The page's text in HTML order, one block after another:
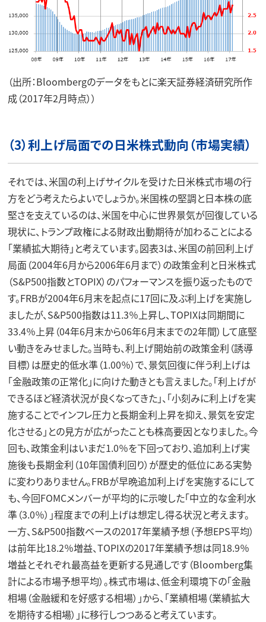
（出所：Bloombergのデータをもとに楽天証券経済研究所作
成（2017年2月時点））
（3）利上げ局面での日米株式動向（市場実績）
それでは、米国の利上げサイクルを受けた日米株式市場の行
方をどう考えたらよいでしょうか。米国株の堅調と日本株の底
堅さを支えているのは、米国を中心に世界景気が回復している
現状に、トランプ政権による財政出動期待が加わることによる
「業績拡大期待」と考えています。図表3は、米国の前回利上げ
局面（2004年6月から2006年6月まで）の政策金利と日米株式
（S&P500指数とTOPIX）のパフォーマンスを振り返ったもので
す。FRBが2004年6月末を起点に17回に及ぶ利上げを実施し
ましたが、S&P500指数は11.3％上昇し、TOPIXは同期間に
33.4％上昇（04年6月末から06年6月末までの2年間）して底堅
い動きをみせました。当時も、利上げ開始前の政策金利（誘導
目標）は歴史的低水準（1.00％）で、景気回復に伴う利上げは
「金融政策の正常化」に向けた動きとも言えました。「利上げが
できるほど経済状況が良くなってきた」、「小刻みに利上げを実
施することでインフレ圧力と長期金利上昇を抑え、景気を安定
化させる」との見方が広がったことも株高要因となりました。今
回も、政策金利はいまだ1.0％を下回っており、追加利上げ実
施後も長期金利（10年国債利回り）が歴史的低位にある実勢
に変わりありません。FRBが早晩追加利上げを実施するにして
も、今回FOMCメンバーが平均的に示唆した「中立的な金利水
準（3.0％）」程度までの利上げは想定し得る状況と考えます。
一方、S&P500指数ベースの2017年業績予想（予想EPS平均）
は前年比18.2％増益、TOPIXの2017年業績予想は同18.9％
増益とそれぞれ最高益を更新する見通しです（Bloomberg集
計による市場予想平均）。株式市場は、低金利環境下の「金融
相場（金融緩和を好感する相場）」から、「業績相場（業績拡大
を期待する相場）」に移行しつつあると考えています。